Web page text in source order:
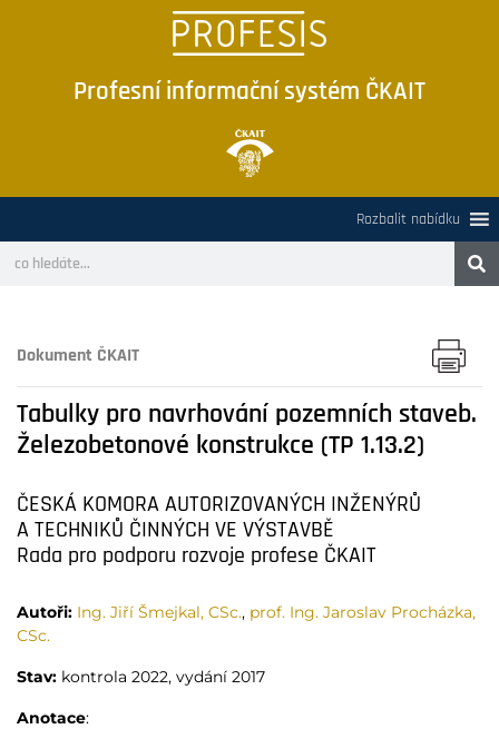
Profesní informační systém ČKAIT
Rozbalit nabídku
Dokument ČKAIT
Tabulky pro navrhování pozemních staveb.
Železobetonové konstrukce (TP 1.13.2)
ČESKÁ KOMORA AUTORIZOVANÝCH INŽENÝRŮ
A TECHNIKŮ ČINNÝCH VE VÝSTAVBĚ
Rada pro podporu rozvoje profese ČKAIT
Autoři: Ing. Jiří Šmejkal, CSc., prof. Ing. Jaroslav Procházka,
CSc.
Stav: kontrola 2022, vydání 2017
Anotace: